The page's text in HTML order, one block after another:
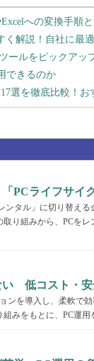
への変換手順
く解説！自社に最
ールをピックアッ
できるのか
選を徹底比較！
PCライフサイ
タル」に切り替え
り組みから、PCを
低コスト・
ンを導入し、柔軟で
みをもとに、PC運用